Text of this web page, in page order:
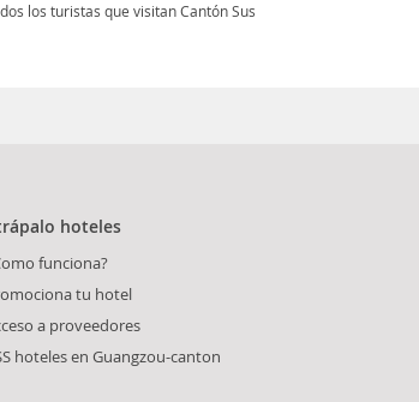
los turistas que visitan Cantón Sus
hoteles
funciona?
tu hotel
a proveedores
hoteles en Guangzou-canton